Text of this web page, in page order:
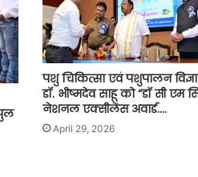
पशु चिकित्सा एवं पशुपालन
डॉ. भीष्मदेव साहू को “डॉ सी एम
नेशनल एक्सीलेंस अवार्ड….
April 29, 2026